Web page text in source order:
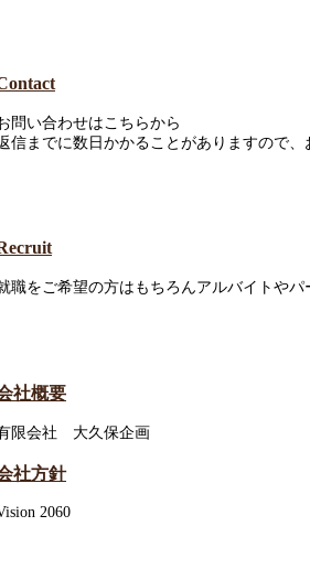
問い合わせはこちらから
信までに数日かかることがありますので
職をご希望の方はもちろんアルバイトやパ
社概要
限会社 大久保企画
社方針
2060